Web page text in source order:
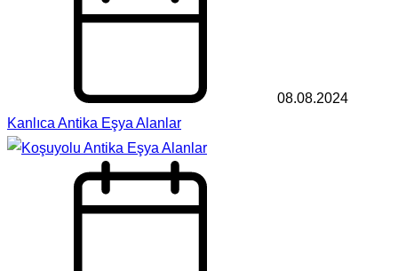
08.08.2024
Kanlıca Antika Eşya Alanlar